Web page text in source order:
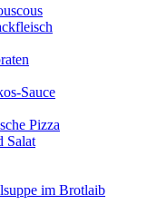
Sauce
Pizza
Salat
im Brotlaib